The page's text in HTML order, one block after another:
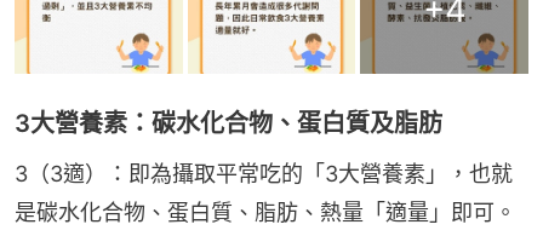
+4
3大營養素：碳水化合物、蛋白質及脂肪
3（3適）：即為攝取平常吃的「3大營養素」，也就
是碳水化合物、蛋白質、脂肪、熱量「適量」即可。